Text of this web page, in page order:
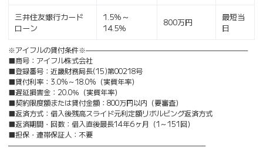
三井住友銀行カード
ローン
1.5％～
14.5％
800万円
最短当
日
※アイフルの貸付条件※———————————————————————
■商号：アイフル株式会社
■登録番号：近畿財務局長(15)第00218号
■貸付利率：3.0%～18.0%（実質年率）
■遅延損害金：20.0％（実質年率）
■契約限度額または貸付金額：800万円以内（要審査）
■返済方式：借入後残高スライド元利定額リボルビング返済方式
■返済期間・回数：借入直後最長14年6ヶ月（1～151回）
■担保・連帯保証人：不要
————————————————————————————